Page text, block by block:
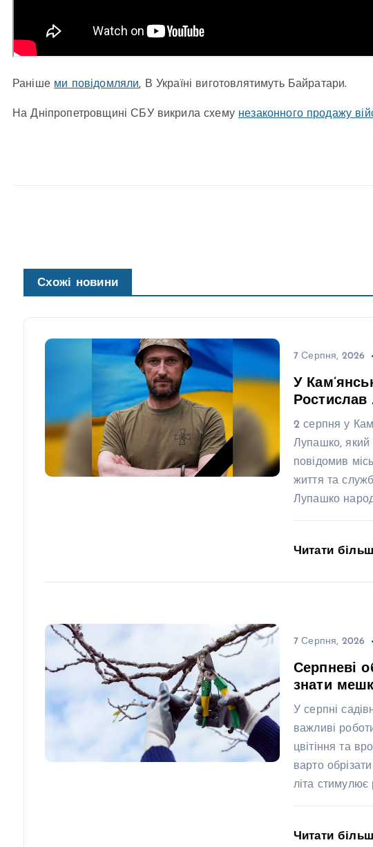
Раніше ми повідомляли, В Україні виготовлятимуть Байратари.
На Дніпропетровщині СБУ викрила схему незаконного продажу
Схожі новини
7 Серпня, 2026
У
Ростислав
2 серпня у
Лупашко, який
повідомив
життя та
Лупашко
Читати
7 Серпня, 2026
Серпневі
знати
У серпні
важливі
цвітіння та
варто
літа стимулює
Читати